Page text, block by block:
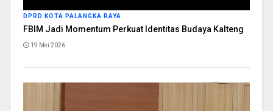
DPRD KOTA PALANGKA RAYA
FBIM Jadi Momentum Perkuat Identitas Budaya Kalteng
19 Mei 2026